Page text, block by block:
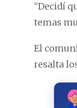
“Decidí
temas
El
resalta